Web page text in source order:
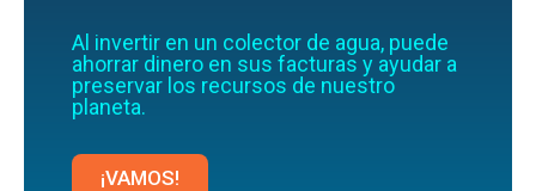
Al invertir en un colector de agua, puede
ahorrar dinero en sus facturas y ayudar a
preservar los recursos de nuestro
planeta.
¡VAMOS!